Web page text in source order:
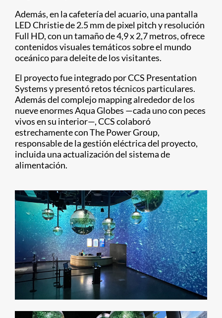
Además, en la cafetería del acuario, una pantalla
LED Christie de 2.5 mm de pixel pitch y resolución
Full HD, con un tamaño de 4,9 x 2,7 metros, ofrece
contenidos visuales temáticos sobre el mundo
oceánico para deleite de los visitantes.
El proyecto fue integrado por CCS Presentation
Systems y presentó retos técnicos particulares.
Además del complejo mapping alrededor de los
nueve enormes Aqua Globes —cada uno con peces
vivos en su interior—, CCS colaboró
estrechamente con The Power Group,
responsable de la gestión eléctrica del proyecto,
incluida una actualización del sistema de
alimentación.